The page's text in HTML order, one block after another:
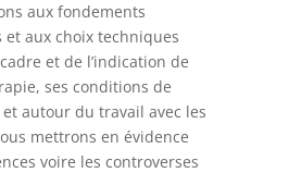
aux fondements
aux choix techniques
et de l’indication de
ses conditions de
autour du travail avec les
mettrons en évidence
voire les controverses